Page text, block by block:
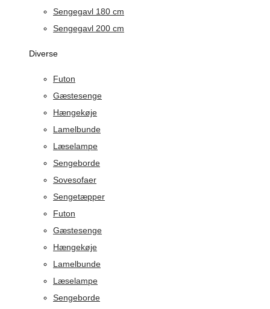
Sengegavl 180 cm
Sengegavl 200 cm
Diverse
Futon
Gæstesenge
Hængekøje
Lamelbunde
Læselampe
Sengeborde
Sovesofaer
Sengetæpper
Futon
Gæstesenge
Hængekøje
Lamelbunde
Læselampe
Sengeborde